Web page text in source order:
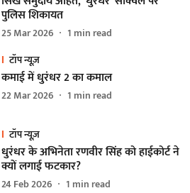
पुलिस शिकायत
25 Mar 2026 1 min read
टॉप न्यूज़
कमाई में धुरंधर 2 का कमाल
22 Mar 2026 1 min read
टॉप न्यूज़
धुरंधर के अभिनेता रणवीर सिंह को हाईकोर्ट ने
क्यों लगाई फटकार?
24 Feb 2026 1 min read